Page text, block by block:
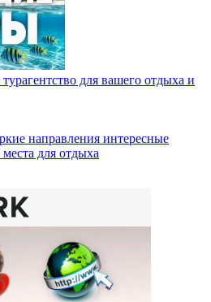
для вашего отдыха и
направления интересные
для отдыха